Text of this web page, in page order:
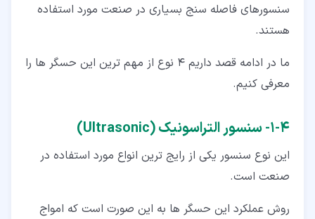
سنسورهای فاصله سنج بسیاری در صنعت مورد استفاده
هستند.
ما در ادامه قصد داریم 4 نوع از مهم ترین این حسگر ها را
معرفی کنیم.
۴‏-‏۱‏- سنسور التراسونیک (Ultrasonic)
این نوع سنسور یکی از رایج ترین انواع مورد استفاده در
صنعت است.
روش عملکرد این حسگر ها به این صورت است که امواج